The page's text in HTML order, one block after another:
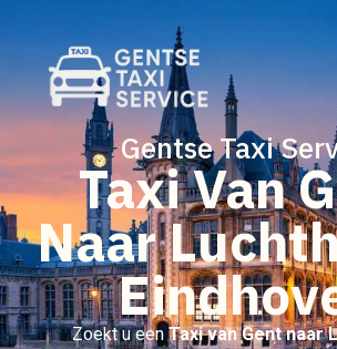
Gentse Taxi
Taxi Van
Naar
Zoekt u eenTaxi van Gent naar